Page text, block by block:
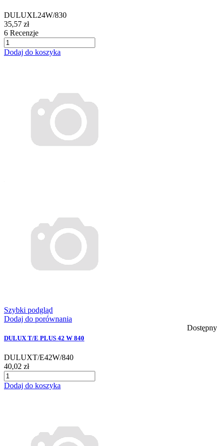
DULUXL24W/830
35,57 zł
6 Recenzje
Dodaj do koszyka
Szybki podgląd
Dodaj do porównania
Dostępny
DULUX T/E PLUS 42 W 840
DULUXT/E42W/840
40,02 zł
Dodaj do koszyka